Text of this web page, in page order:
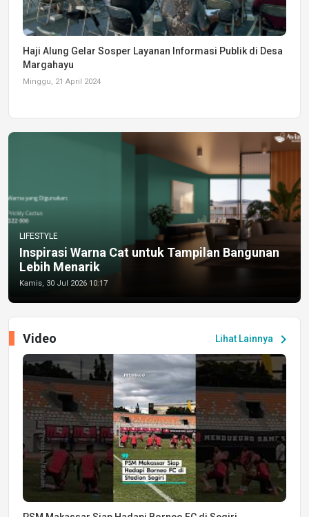
Haji Alung Gelar Sosper Layanan Informasi Publik di Desa
Margahayu
Minggu, 21 April 2024
LIFESTYLE
Inspirasi Warna Cat untuk Tampilan Bangunan
Lebih Menarik
Kamis, 30 Jul 2026 10:17
Lihat Lainnya chevron_right
Video